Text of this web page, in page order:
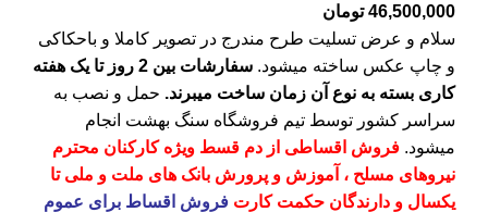
46,500,000 تومان
سلام و عرض تسلیت طرح مندرج در تصویر کاملا و باحکاکی
و چاپ عکس ساخته میشود.
سفارشات بین 2 روز تا یک هفته
کاری بسته به نوع آن زمان ساخت میبرند. حمل و نصب به
سراسر کشور توسط تیم فروشگاه سنگ بهشت انجام
میشود. فروش اقساطی از دم قسط ویژه کارکنان محترم
نیروهای مسلح ، آموزش و پرورش بانک های ملت و ملی تا
یکسال و دارندگان حکمت کارت فروش اقساط برای عموم